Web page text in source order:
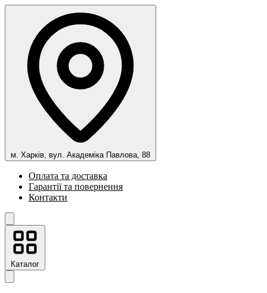
м. Харків, вул. Академіка Павлова, 88
Оплата та доставка
Гарантії та повернення
Контакти
Каталог